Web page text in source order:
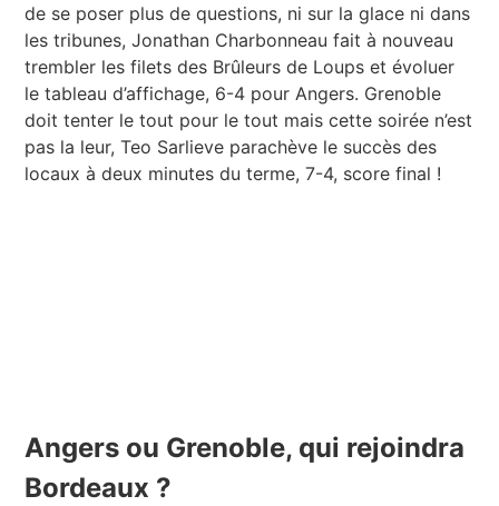
de se poser plus de questions, ni sur la glace ni dans
les tribunes, Jonathan Charbonneau fait à nouveau
trembler les filets des Brûleurs de Loups et évoluer
le tableau d’affichage, 6-4 pour Angers. Grenoble
doit tenter le tout pour le tout mais cette soirée n’est
pas la leur, Teo Sarlieve parachève le succès des
locaux à deux minutes du terme, 7-4, score final !
Angers ou Grenoble, qui rejoindra
Bordeaux ?